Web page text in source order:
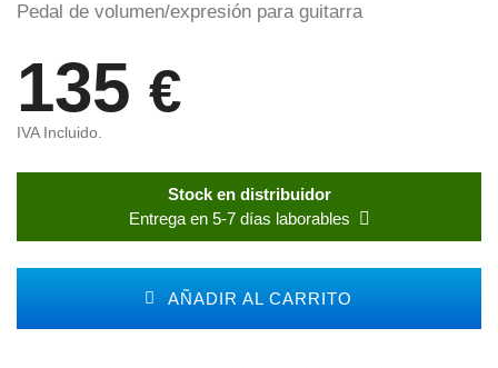
Pedal de volumen/expresión para guitarra
135 €
IVA Incluido.
Stock en distribuidor
Entrega en 5-7 días laborables
AÑADIR AL CARRITO